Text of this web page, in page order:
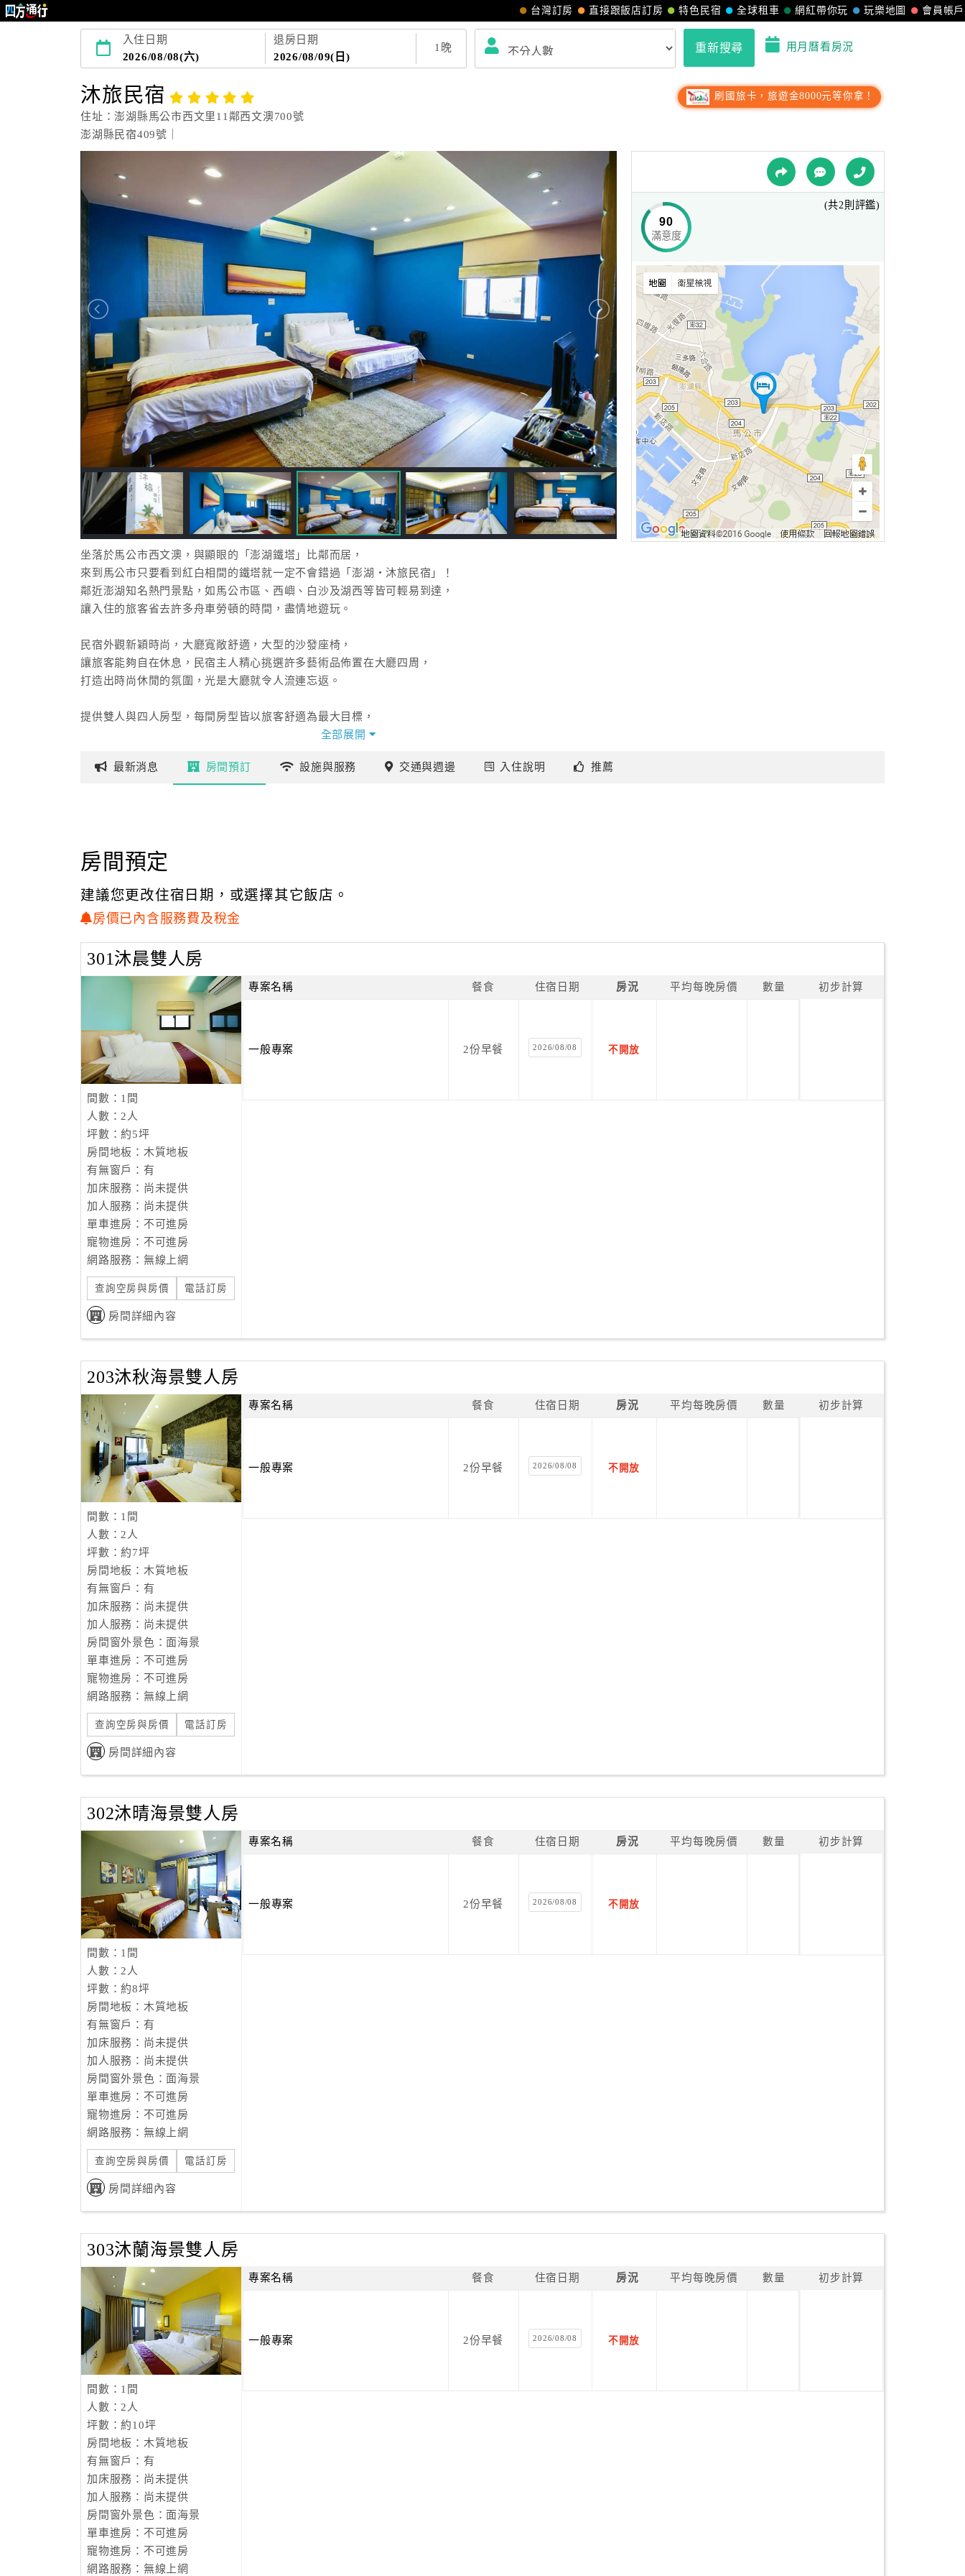
會員帳戶
玩樂地圖
網紅帶你玩
全球租車
特色民宿
直接跟飯店訂房
台灣訂房
入住日期
2026/08/08(六)
退房日期
2026/08/09(日)
1 晚 重新搜尋 用月曆看房況
沐旅民宿
住址：澎湖縣馬公市西文里11鄰西文澳700號
澎湖縣民宿409號｜
刷國旅卡，旅遊金8000元等你拿！
坐落於馬公市西文澳，與顯眼的「澎湖鐵塔」比鄰而居，
來到馬公市只要看到紅白相間的鐵塔就一定不會錯過「澎湖‧沐旅民宿」！
鄰近澎湖知名熱門景點，如馬公市區、西嶼、白沙及湖西等皆可輕易到達，
讓入住的旅客省去許多舟車勞頓的時間，盡情地遊玩。
民宿外觀新穎時尚，大廳寬敞舒適，大型的沙發座椅，
讓旅客能夠自在休息，民宿主人精心挑選許多藝術品佈置在大廳四周，
打造出時尚休閒的氛圍，光是大廳就令人流連忘返。
提供雙人與四人房型，每間房型皆以旅客舒適為最大目標，
溫馨舒適的擺設讓人放鬆，木質地板透露出溫暖的氣息，
房間內觀景窗向外望去即為晴空萬里的美景，
在海景房內更可欣賞一望無垠的碧海藍天，
全部展開
90
滿意度
(共2則評鑑)
最新消息 房間預訂 設施與服務 交通與週邊 入住說明 推薦
房間預定
建議您更改住宿日期，或選擇其它飯店。
房價已內含服務費及稅金
301沐晨雙人房
間數：1間
人數：2人
坪數：約5坪
房間地板：木質地板
有無窗戶：有
加床服務：尚未提供
加人服務：尚未提供
單車進房：不可進房
寵物進房：不可進房
網路服務：無線上網
查詢空房與房價 電話訂房
房間詳細內容
專案名稱 餐食 住宿日期 房況 平均每晚房價 數量 初步計算
一般專案 2份早餐 2026/08/08 不開放
203沐秋海景雙人房
間數：1間
人數：2人
坪數：約7坪
房間地板：木質地板
有無窗戶：有
加床服務：尚未提供
加人服務：尚未提供
房間窗外景色：面海景
單車進房：不可進房
寵物進房：不可進房
網路服務：無線上網
查詢空房與房價 電話訂房
房間詳細內容
專案名稱 餐食 住宿日期 房況 平均每晚房價 數量 初步計算
一般專案 2份早餐 2026/08/08 不開放
302沐晴海景雙人房
間數：1間
人數：2人
坪數：約8坪
房間地板：木質地板
有無窗戶：有
加床服務：尚未提供
加人服務：尚未提供
房間窗外景色：面海景
單車進房：不可進房
寵物進房：不可進房
網路服務：無線上網
查詢空房與房價 電話訂房
房間詳細內容
專案名稱 餐食 住宿日期 房況 平均每晚房價 數量 初步計算
一般專案 2份早餐 2026/08/08 不開放
303沐蘭海景雙人房
間數：1間
人數：2人
坪數：約10坪
房間地板：木質地板
有無窗戶：有
加床服務：尚未提供
加人服務：尚未提供
房間窗外景色：面海景
單車進房：不可進房
寵物進房：不可進房
網路服務：無線上網
專案名稱 餐食 住宿日期 房況 平均每晚房價 數量 初步計算
一般專案 2份早餐 2026/08/08 不開放